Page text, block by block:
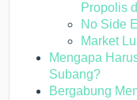
Propolis
No Side
Market
Mengapa
Subang?
Bergabung